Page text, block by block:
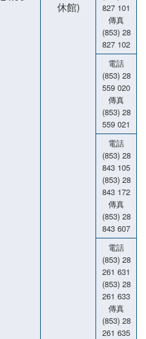
休館)
827 101
傳真
(853) 28
827 102
電話
(853) 28
559 020
傳真
(853) 28
559 021
電話
(853) 28
843 105
(853) 28
843 172
傳真
(853) 28
843 607
電話
(853) 28
261 631
(853) 28
261 633
傳真
(853) 28
261 635